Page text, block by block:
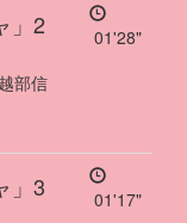
」2
越部信
01'28"
」3 01'17"